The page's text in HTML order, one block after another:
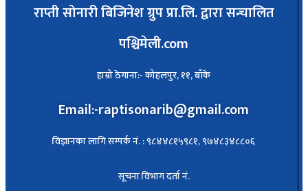
राप्ती सोनारी बिजिनेश ग्रुप प्रा.लि. द्वारा सन्चालित
पश्चिमेली.com
हाम्रो ठेगाना:- कोहलपुर, ११, बाँके
Email:-raptisonarib@gmail.com
विज्ञानका लागि सम्पर्क नं. : ९८४४८१५९८१, ९७४८३४८८०६
सूचना विभाग दर्ता नं.